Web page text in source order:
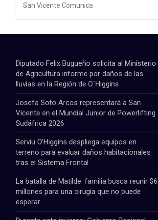
en la Región de O´Higgins
San Vicente Comunica
Diputado Felix Bugueño solicita al Ministerio
de Agricultura informe por daños de las
lluvias en la Región de O´Higgins
Josefa Soto Arcos representará a San
Vicente en el Mundial Junior de Powerlifting
Sudáfrica 2026
Serviu O’Higgins despliega equipos en
terreno para evaluar daños habitacionales
tras el Sistema Frontal
La batalla de Matilde: familia busca reunir $6
millones para una cirugía que no puede
esperar